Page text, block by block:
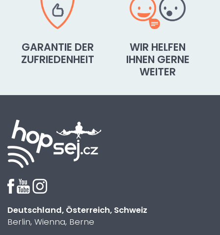
GARANTIE DER
ZUFRIEDENHEIT
WIR HELFEN
IHNEN GERNE
WEITER
Deutschland, Österreich, Schweiz
Berlin, Wienna, Berne